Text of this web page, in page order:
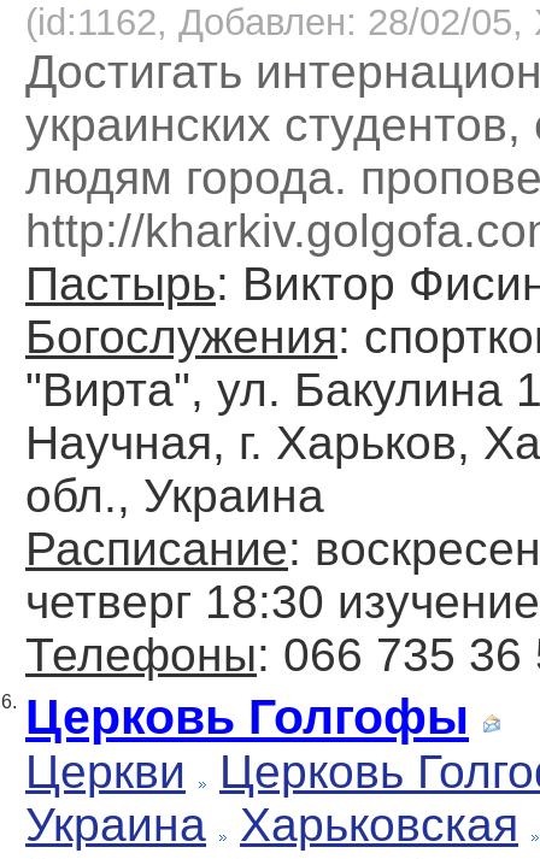
(id:1162, Добавлен: 28/02/05,
Достигать
украинских студентов,
людям города.
http://
Пастырь: Виктор
Богослужения:
"Вирта", ул. Бакулина
Научная, г. Харьков,
обл., Украина
Расписание:
четверг 18:30 изучение
Телефоны: 066 735 36
6. Церковь Голгофы
Церкви
Церковь
Украина
Харьковская